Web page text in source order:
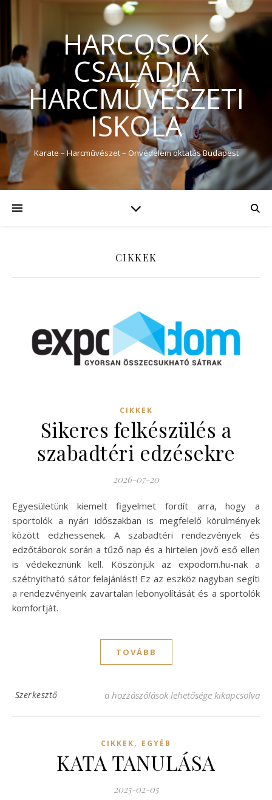
HARCOSOK
CSALÁDJA
HARCMŰVÉSZETI
ISKOLA
Karate – Harcművészet – Önvédelem oktatás Budapest
CIKKEK
CIKKEK
Sikeres felkészülés a
szabadtéri edzésekre
2026-07-20
Egyesületünk kiemelt figyelmet fordít arra, hogy a
sportolók a nyári időszakban is megfelelő körülmények
között edzhessenek. A szabadtéri rendezvények és
edzőtáborok során a tűző nap és a hirtelen jövő eső ellen
is védekeznünk kell. Köszönjük az expodom.hu-nak a
szétnyitható sátor felajánlást! Ez az eszköz nagyban segíti
a rendezvényeink zavartalan lebonyolítását és a sportolók
komfortját.
TOVÁBB
Szerkesztő Sikeres felkészülés a szabadtéri edzésekre
a hozzászólások lehetősége kikapcsolva
CIKKEK, EGYÉB
KATA TANULÁSA
2025-02-05